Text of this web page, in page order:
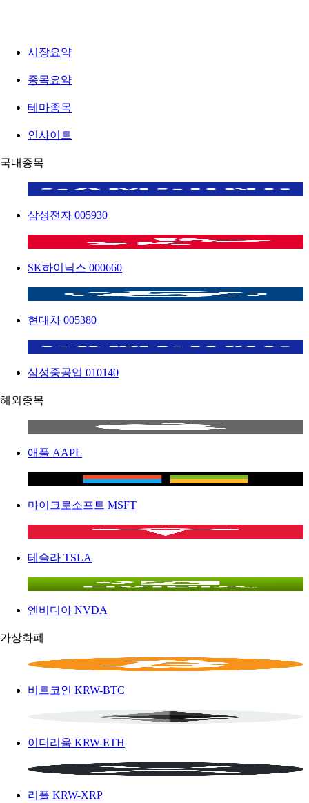
시장요약
종목요약
테마종목
인사이트
국내종목
삼성전자 005930
SK하이닉스 000660
현대차 005380
삼성중공업 010140
해외종목
애플 AAPL
마이크로소프트 MSFT
테슬라 TSLA
엔비디아 NVDA
가상화폐
비트코인 KRW-BTC
이더리움 KRW-ETH
리플 KRW-XRP